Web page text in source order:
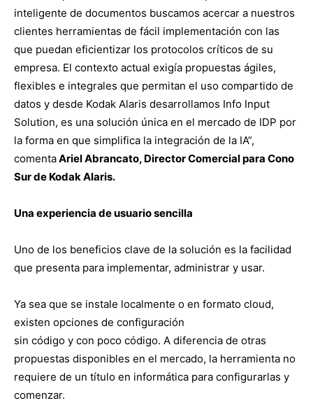
inteligente de documentos buscamos acercar a nuestros
clientes herramientas de fácil implementación con las
que puedan eficientizar los protocolos críticos de su
empresa. El contexto actual exigía propuestas ágiles,
flexibles e integrales que permitan el uso compartido de
datos y desde Kodak Alaris desarrollamos Info Input
Solution, es una solución única en el mercado de IDP por
la forma en que simplifica la integración de la IA”,
comentaAriel Abrancato, Director Comercial para Cono
Sur de Kodak Alaris.
Una experiencia de usuario sencilla
Uno de los beneficios clave de la solución es la facilidad
que presenta para implementar, administrar y usar.
Ya sea que se instale localmente o en formato cloud,
existen opciones de configuración
sin código y con poco código. A diferencia de otras
propuestas disponibles en el mercado, la herramienta no
requiere de un título en informática para configurarlas y
comenzar.